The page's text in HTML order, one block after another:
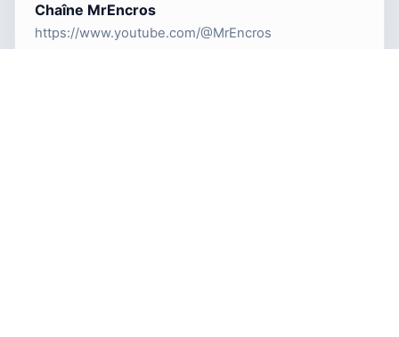
Chaîne MrEncros
https://www.youtube.com/@MrEncros